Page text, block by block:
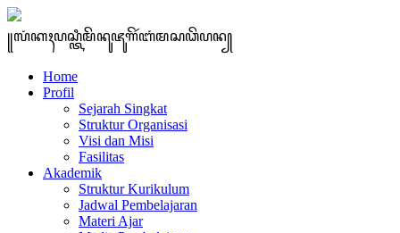
꧋ꦭꦁꦏꦃꦥꦱ꧀ꦠꦶꦩꦼꦤꦸꦗꦸꦒꦼꦂꦧꦁꦩꦱꦣꦼꦥꦤ꧀
Home
Profil
Sejarah Singkat
Struktur Organisasi
Visi dan Misi
Fasilitas
Akademik
Struktur Kurikulum
Jadwal Pembelajaran
Materi Ajar